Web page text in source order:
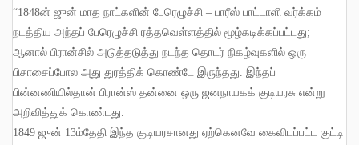
“1848ன் ஜுன் மாத நாட்களின் பேரெழுச்சி – பாரீஸ் பாட்டாளி வர்க்கம்
நடத்திய அந்தப் பேரெழுச்சி ரத்தவெள்ளத்தில் மூழ்கடிக்கப்பட்டது;
ஆனால் பிரான்சில் அடுத்தடுத்து நடந்த தொடர் நிகழ்வுகளில் ஒரு
பிசாசைப்போல அது துரத்திக் கொண்டே இருந்தது. இந்தப்
பின்னணியில்தான் பிரான்ஸ் தன்னை ஒரு ஜனநாயகக் குடியரசு என்று
அறிவித்துக் கொண்டது.
1849 ஜுன் 13ம்தேதி இந்த குடியரசானது ஏற்கெனவே கைவிடப்பட்ட குட்டி